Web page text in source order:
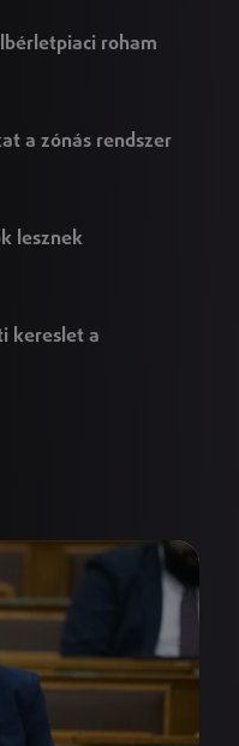
roham
a zónás rendszer
lesznek
kereslet a